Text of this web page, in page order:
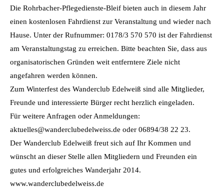
Die Rohrbacher-Pflegedienste-Bleif bieten auch in diesem Jahr
einen kostenlosen Fahrdienst zur Veranstaltung und wieder nach
Hause. Unter der Rufnummer: 0178/3 570 570 ist der Fahrdienst
am Veranstaltungstag zu erreichen. Bitte beachten Sie, dass aus
organisatorischen Gründen weit entferntere Ziele nicht
angefahren werden können.
Zum Winterfest des Wanderclub Edelweiß sind alle Mitglieder,
Freunde und interessierte Bürger recht herzlich eingeladen.
Für weitere Anfragen oder Anmeldungen:
aktuelles@wanderclubedelweiss.de oder 06894/38 22 23.
Der Wanderclub Edelweiß freut sich auf Ihr Kommen und
wünscht an dieser Stelle allen Mitgliedern und Freunden ein
gutes und erfolgreiches Wanderjahr 2014.
www.wanderclubedelweiss.de